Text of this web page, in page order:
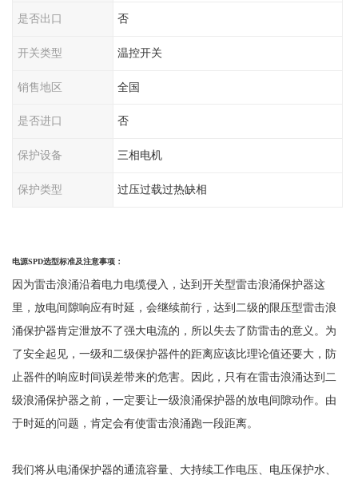
是否出口 否
开关类型 温控开关
销售地区 全国
是否进口 否
保护设备 三相电机
保护类型 过压过载过热缺相
电源SPD选型标准及注意事项：
因为雷击浪涌沿着电力电缆侵入，达到开关型雷击浪涌保护器这
里，放电间隙响应有时延，会继续前行，达到二级的限压型雷击浪
涌保护器肯定泄放不了强大电流的，所以失去了防雷击的意义。为
了安全起见，一级和二级保护器件的距离应该比理论值还要大，防
止器件的响应时间误差带来的危害。因此，只有在雷击浪涌达到二
级浪涌保护器之前，一定要让一级浪涌保护器的放电间隙动作。由
于时延的问题，肯定会有使雷击浪涌跑一段距离。
我们将从电涌保护器的通流容量、大持续工作电压、电压保护水、